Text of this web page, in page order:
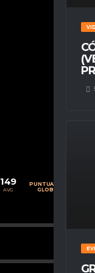
149
AVG
PUNTUACIÓN
GLOBAL
%